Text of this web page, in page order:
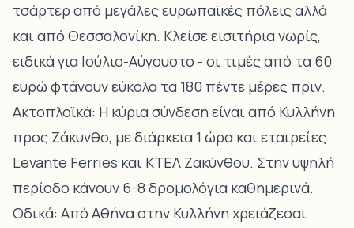
τσάρτερ από μεγάλες ευρωπαϊκές πόλεις αλλά
και από Θεσσαλονίκη. Κλείσε εισιτήρια νωρίς,
ειδικά για Ιούλιο-Αύγουστο - οι τιμές από τα 60
ευρώ φτάνουν εύκολα τα 180 πέντε μέρες πριν.
Ακτοπλοϊκά: Η κύρια σύνδεση είναι από Κυλλήνη
προς Ζάκυνθο, με διάρκεια 1 ώρα και εταιρείες
Levante Ferries και ΚΤΕΛ Ζακύνθου. Στην υψηλή
περίοδο κάνουν 6-8 δρομολόγια καθημερινά.
Οδικά: Από Αθήνα στην Κυλλήνη χρειάζεσαι